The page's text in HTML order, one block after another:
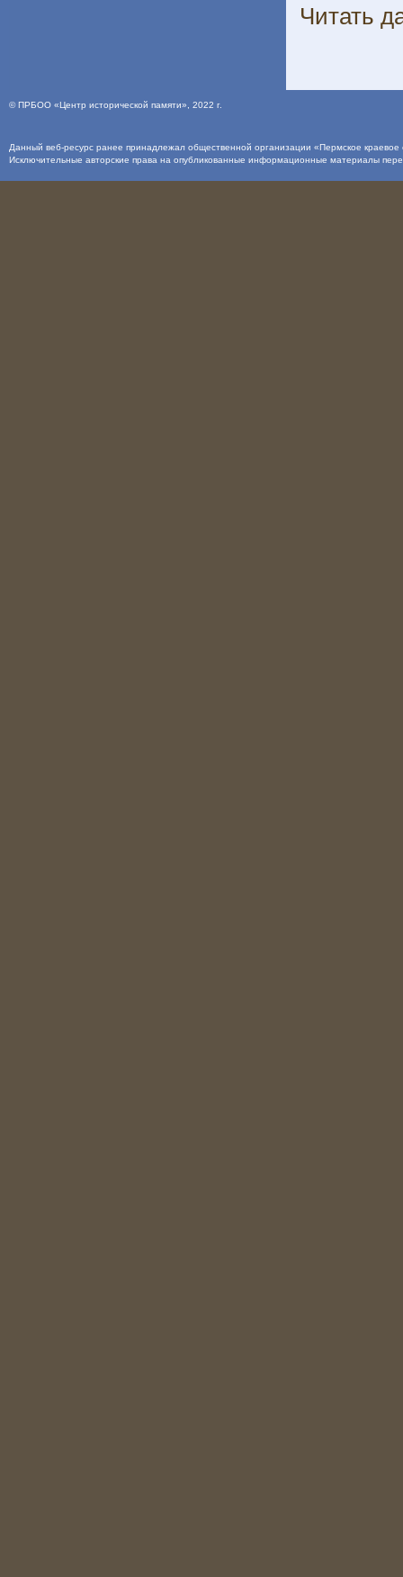
Читать
©ПРБОО «Центр исторической памяти» , 2022 г.
Данный веб-ресурс ранее принадлежал общественной организации «Пермское
Исключительные авторские права на опубликованные информационные материалы